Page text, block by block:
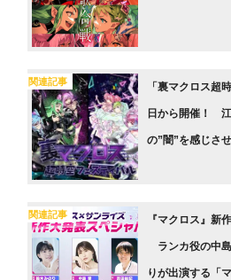
関連記事 「裏マクロス超
日から開催！
の”闇”を感じさ
関連記事 『マクロス』新
ランカ役の中
りが出演する「